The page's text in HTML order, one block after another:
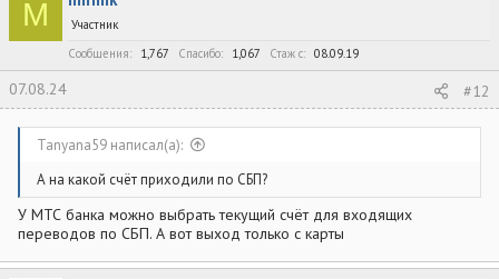
M
Участник
Сообщения
1,767 Спасибо 1,067 Стаж c 08.09.19
07.08.24 #12
Tanyana59 написал(а):
А на какой счёт приходили по СБП?
У МТС банка можно выбрать текущий счёт для входящих
переводов по СБП. А вот выход только с карты